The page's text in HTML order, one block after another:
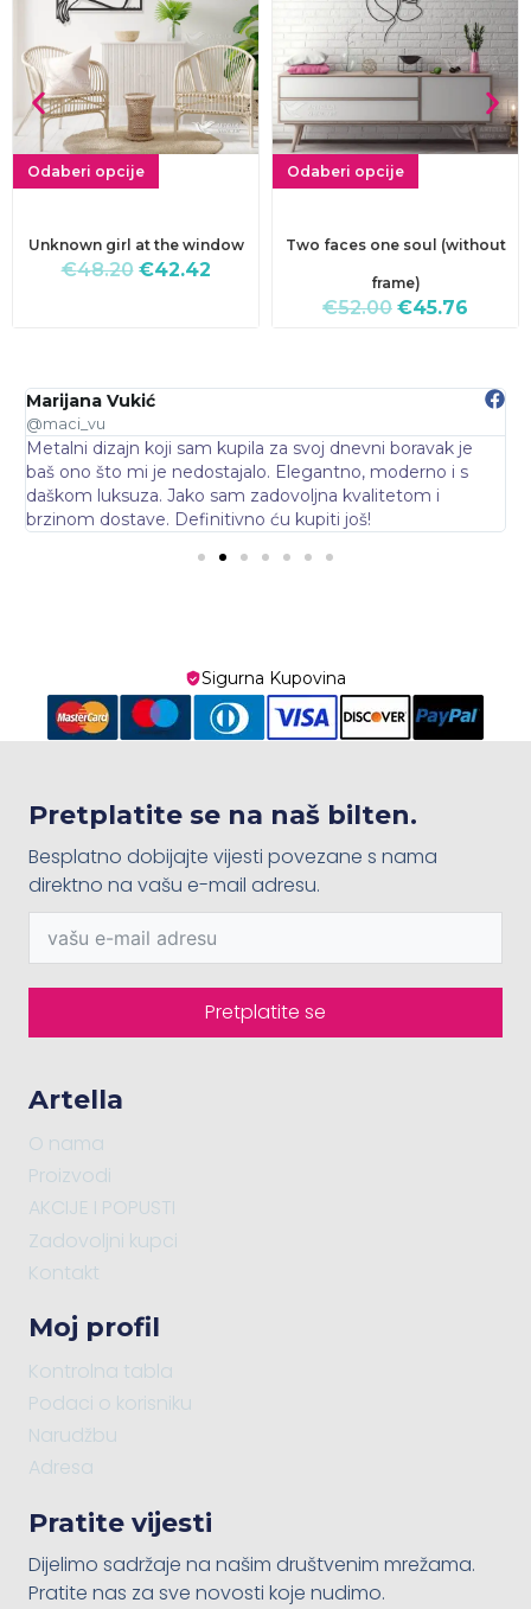
Odaberi opcije
Unknown girl at the window
€48.20 €42.42
Odaberi opcije
Two faces one soul (without
frame)
€52.00 €45.76
Marijana Vukić
@maci_vu
Metalni dizajn koji sam kupila za svoj dnevni boravak je
baš ono što mi je nedostajalo. Elegantno, moderno i s
daškom luksuza. Jako sam zadovoljna kvalitetom i
brzinom dostave. Definitivno ću kupiti još!
Sigurna Kupovina
Pratite vijesti
Dijelimo sadržaje na našim društvenim mrežama.
Pratite nas za sve novosti koje nudimo.
Moj profil
Kontrolna tabla
Podaci o korisniku
Narudžbu
Adresa
Artella
O nama
Proizvodi
AKCIJE I POPUSTI
Zadovoljni kupci
Kontakt
Pretplatite se na naš bilten.
Besplatno dobijajte vijesti povezane s nama
direktno na vašu e-mail adresu.
Pretplatite se